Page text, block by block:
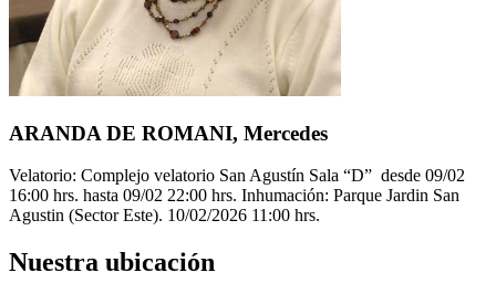
ARANDA DE ROMANI, Mercedes
Velatorio: Complejo velatorio San Agustín Sala “D” desde 09/02
16:00 hrs. hasta 09/02 22:00 hrs. Inhumación: Parque Jardin San
Agustin (Sector Este). 10/02/2026 11:00 hrs.
Nuestra ubicación